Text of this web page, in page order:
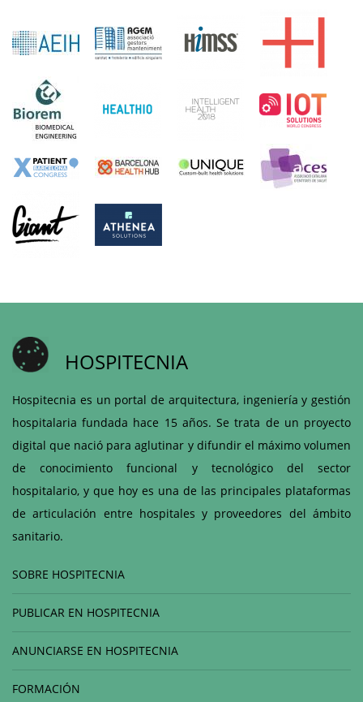
HOSPITECNIA
Hospitecnia es un portal de arquitectura, ingeniería y gestión
hospitalaria fundada hace 15 años. Se trata de un proyecto
digital que nació para aglutinar y difundir el máximo volumen
de conocimiento funcional y tecnológico del sector
hospitalario, y que hoy es una de las principales plataformas
de articulación entre hospitales y proveedores del ámbito
sanitario.
SOBRE HOSPITECNIA
PUBLICAR EN HOSPITECNIA
ANUNCIARSE EN HOSPITECNIA
FORMACIÓN